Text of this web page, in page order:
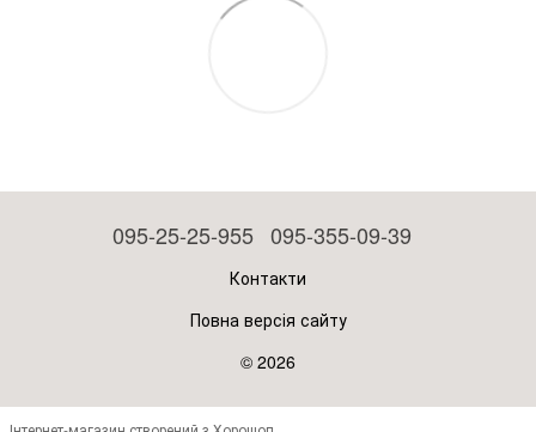
095-25-25-955 095-355-09-39
Контакти
Повна версія сайту
© 2026